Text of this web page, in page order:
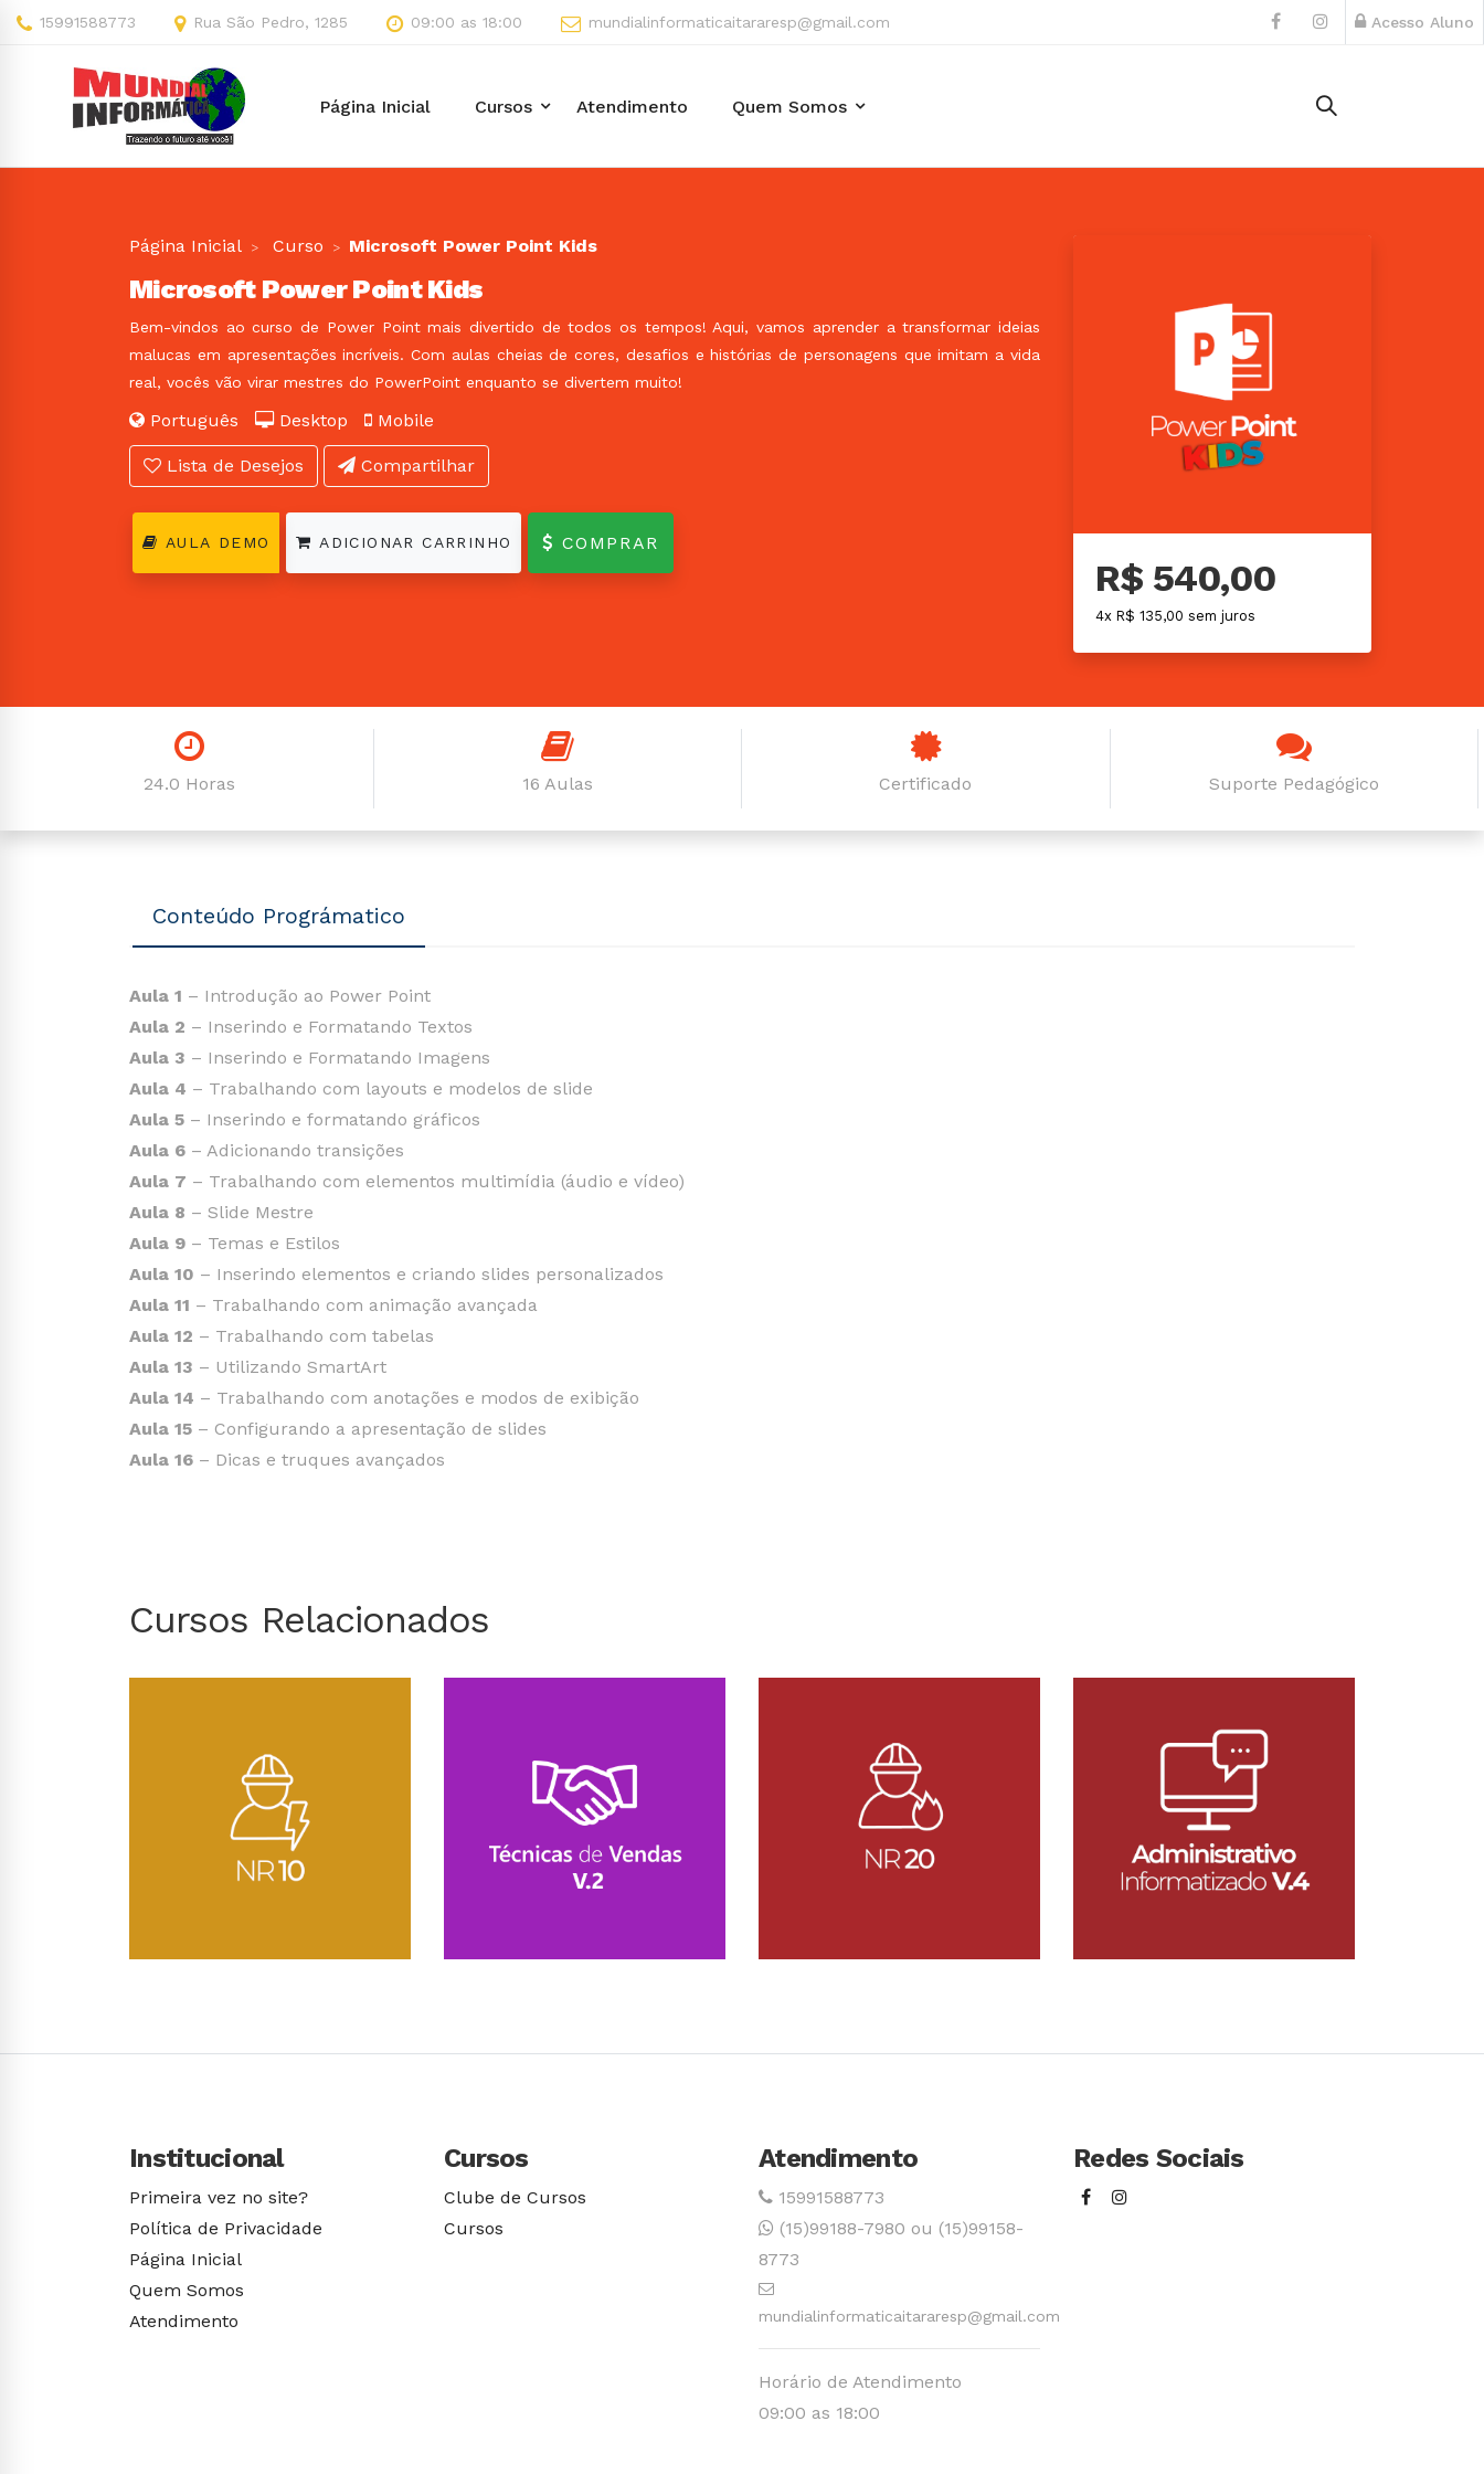
15991588773 Rua São Pedro, 1285 09:00 as 18:00 mundialinformaticaitararesp@gmail.com Acesso Aluno
Página Inicial Cursos Atendimento Quem Somos
Página Inicial Curso Microsoft Power Point Kids
Microsoft Power Point Kids
Bem-vindos ao curso de Power Point mais divertido de todos os tempos! Aqui, vamos aprender a transformar ideias
malucas em apresentações incríveis. Com aulas cheias de cores, desafios e histórias de personagens que imitam a vida
real, vocês vão virar mestres do PowerPoint enquanto se divertem muito!
Português Desktop Mobile
Lista de Desejos Compartilhar
AULA DEMO ADICIONAR CARRINHO COMPRAR
R$ 540,00
4x R$ 135,00 sem juros
24.0 Horas 16 Aulas Certificado Suporte Pedagógico
Conteúdo Prográmatico
Aula 1 – Introdução ao Power Point
Aula 2 – Inserindo e Formatando Textos
Aula 3 – Inserindo e Formatando Imagens
Aula 4 – Trabalhando com layouts e modelos de slide
Aula 5 – Inserindo e formatando gráficos
Aula 6 – Adicionando transições
Aula 7 – Trabalhando com elementos multimídia (áudio e vídeo)
Aula 8 – Slide Mestre
Aula 9 – Temas e Estilos
Aula 10 – Inserindo elementos e criando slides personalizados
Aula 11 – Trabalhando com animação avançada
Aula 12 – Trabalhando com tabelas
Aula 13 – Utilizando SmartArt
Aula 14 – Trabalhando com anotações e modos de exibição
Aula 15 – Configurando a apresentação de slides
Aula 16 – Dicas e truques avançados
Cursos Relacionados
Institucional
Primeira vez no site?
Política de Privacidade
Página Inicial
Quem Somos
Atendimento
Cursos
Clube de Cursos
Cursos
Atendimento
15991588773
(15)99188-7980 ou (15)99158-
8773
mundialinformaticaitararesp@gmail.com
Horário de Atendimento
09:00 as 18:00
Redes Sociais